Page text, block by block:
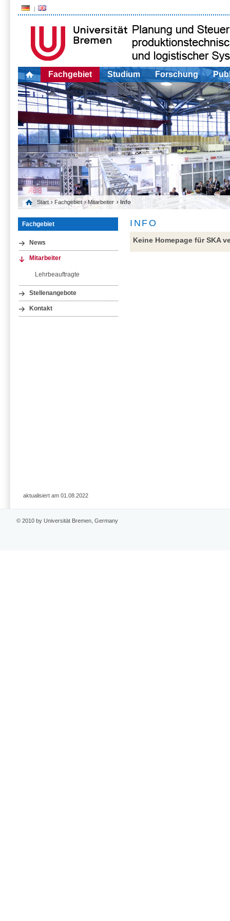
Fachgebiet Studium Forschung
Start › Fachgebiet › Mitarbeiter › Info
Fachgebiet
News
Mitarbeiter
Lehrbeauftragte
Stellenangebote
Kontakt
INFO
Keine Homepage für SKA
aktualisiert am 01.08.2022
© 2010 by Universität Bremen, Germany